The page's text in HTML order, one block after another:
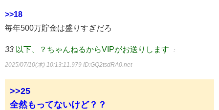
>>18
毎年500万貯金は盛りすぎだろ
33 以下、？ちゃんねるからVIPがお送りします ：
2025/07/10(木) 10:13:11.979 ID:GQ2tsdRA0.net
>>25
全然もってないけど？？